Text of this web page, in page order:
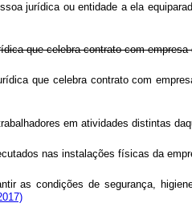
jurídica ou entidade a ela
que celebra contrato com
que celebra contrato com
trabalhadores em atividades
nas instalações físicas
as condições de segurança,